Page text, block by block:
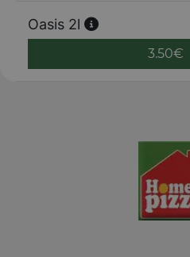
Oasis 2l
3.50€